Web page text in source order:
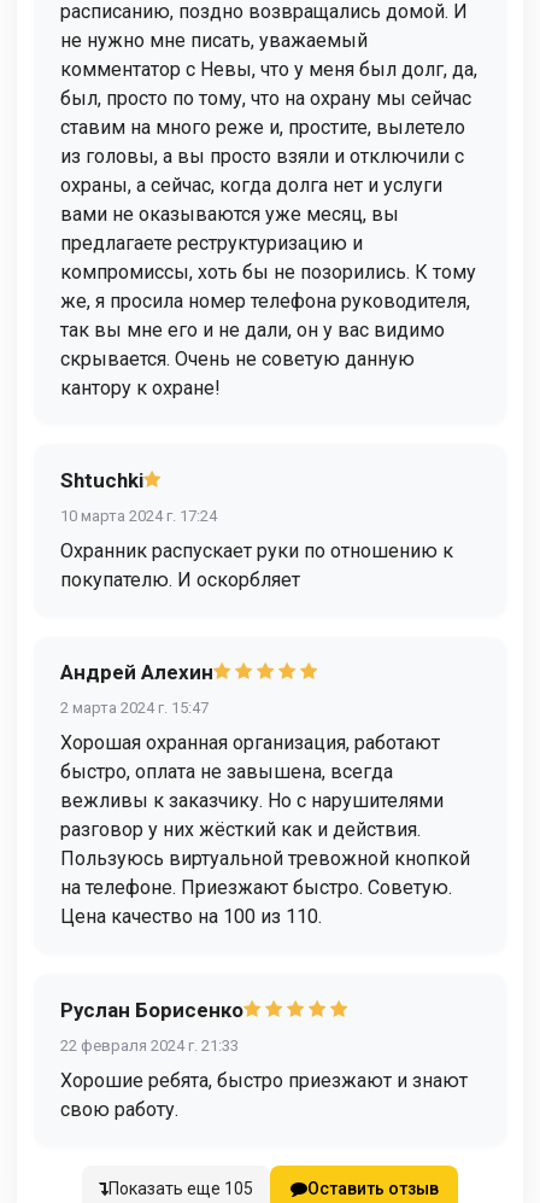
расписанию, поздно возвращались домой. И
не нужно мне писать, уважаемый
комментатор с Невы, что у меня был долг, да,
был, просто по тому, что на охрану мы сейчас
ставим на много реже и, простите, вылетело
из головы, а вы просто взяли и отключили с
охраны, а сейчас, когда долга нет и услуги
вами не оказываются уже месяц, вы
предлагаете реструктуризацию и
компромиссы, хоть бы не позорились. К тому
же, я просила номер телефона руководителя,
так вы мне его и не дали, он у вас видимо
скрывается. Очень не советую данную
кантору к охране!
Shtuchki
10 марта 2024 г. 17:24
Охранник распускает руки по отношению к
покупателю. И оскорбляет
Андрей Алехин
2 марта 2024 г. 15:47
Хорошая охранная организация, работают
быстро, оплата не завышена, всегда
вежливы к заказчику. Но с нарушителями
разговор у них жёсткий как и действия.
Пользуюсь виртуальной тревожной кнопкой
на телефоне. Приезжают быстро. Советую.
Цена качество на 100 из 110.
Руслан Борисенко
22 февраля 2024 г. 21:33
Хорошие ребята, быстро приезжают и знают
свою работу.
Показать еще 105 Оставить отзыв